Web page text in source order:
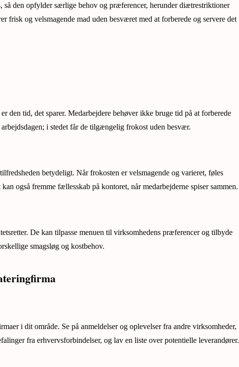
så den opfylder særlige behov og præferencer, herunder diætrestriktioner
frisk og velsmagende mad uden besværet med at forberede og servere det
den tid, det sparer. Medarbejdere behøver ikke bruge tid på at forberede
i stedet får de tilgængelig frokost uden besvær.
betydeligt. Når frokosten er velsmagende og varieret, føles
også fremme fællesskab på kontoret, når medarbejderne spiser sammen.
De kan tilpasse menuen til virksomhedens præferencer og tilbyde
smagsløg og kostbehov.
i dit område. Se på anmeldelser og oplevelser fra andre virksomheder,
fra erhvervsforbindelser, og lav en liste over potentielle leverandører.